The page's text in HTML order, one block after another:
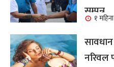
सम्पन्न
१
नरिवल